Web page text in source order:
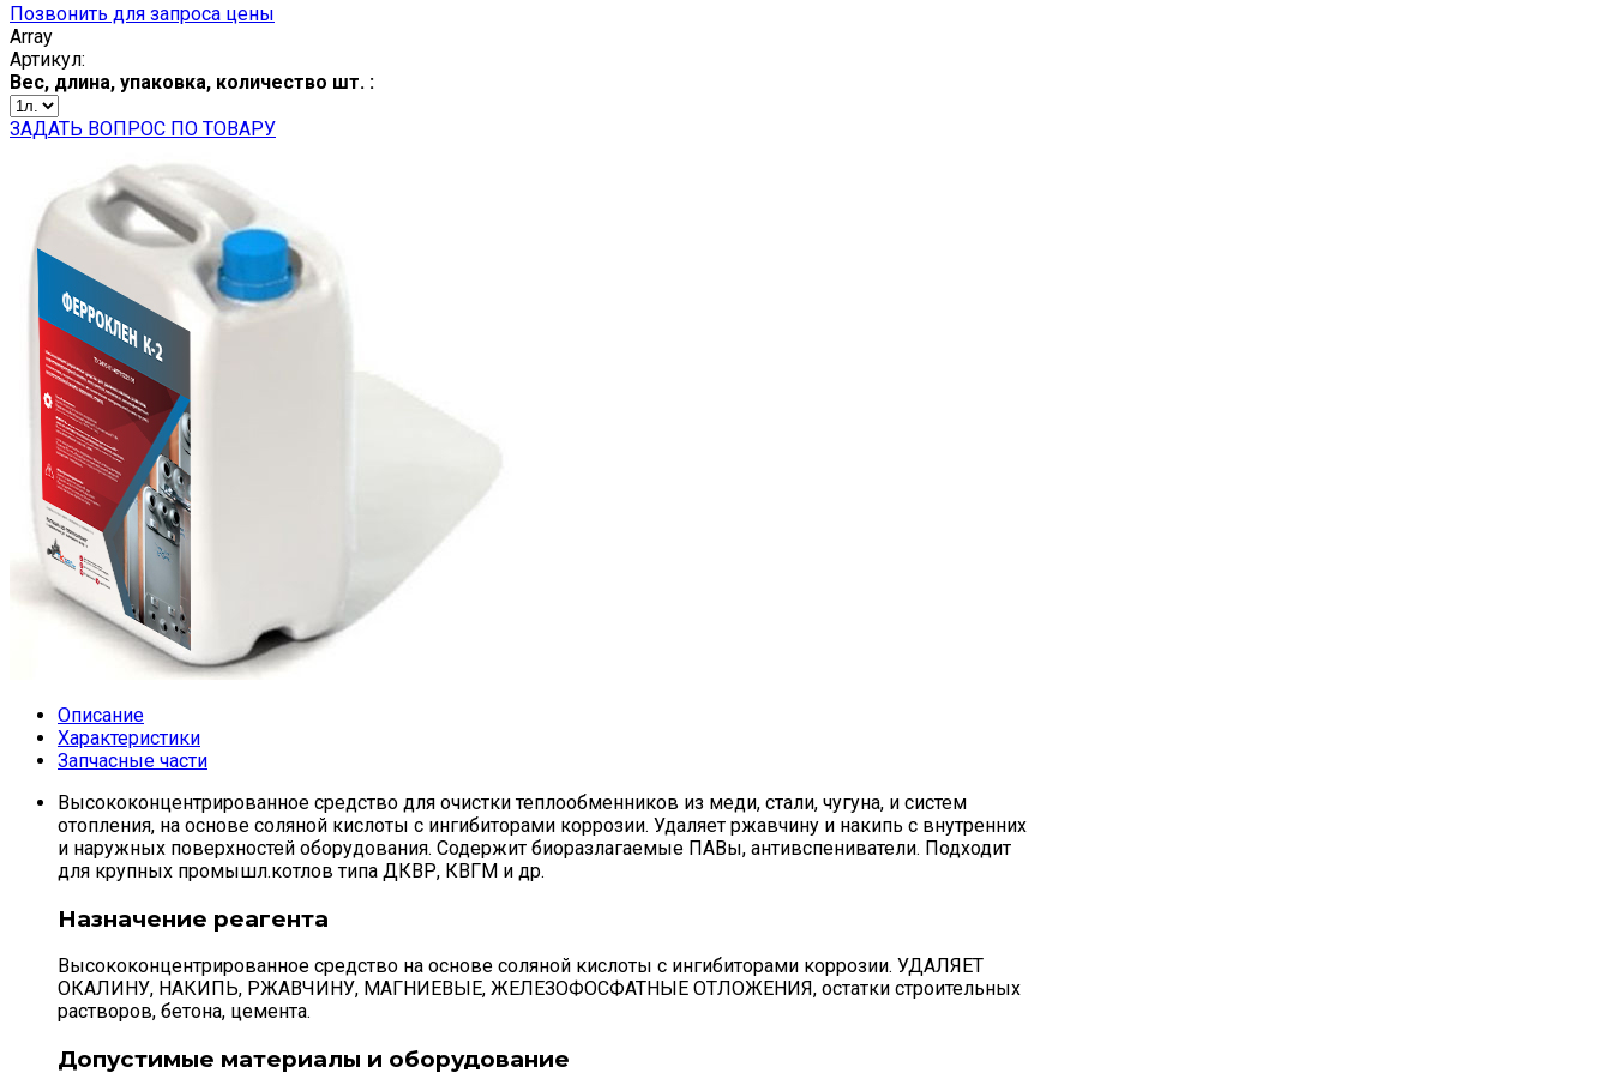
Позвонить для запроса цены
Array
Артикул:
Вес, длина, упаковка, количество шт. :
ЗАДАТЬ ВОПРОС ПО ТОВАРУ
Описание
Характеристики
Запчасные части
Высококонцентрированное средство для очистки теплообменников из меди, стали, чугуна, и систем
отопления, на основе соляной кислоты с ингибиторами коррозии. Удаляет ржавчину и накипь с внутренних
и наружных поверхностей оборудования. Содержит биоразлагаемые ПАВы, антивспениватели. Подходит
для крупных промышл.котлов типа ДКВР, КВГМ и др.
Назначение реагента
Высококонцентрированное средство на основе соляной кислоты с ингибиторами коррозии. УДАЛЯЕТ
ОКАЛИНУ, НАКИПЬ, РЖАВЧИНУ, МАГНИЕВЫЕ, ЖЕЛЕЗОФОСФАТНЫЕ ОТЛОЖЕНИЯ, остатки строительных
растворов, бетона, цемента.
Допустимые материалы и оборудование